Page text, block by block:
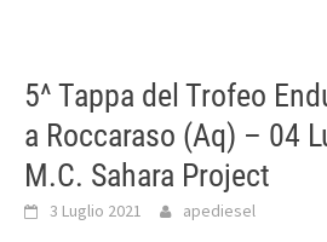
5^ Tappa del Trofeo
a Roccaraso (Aq) – 04
M.C. Sahara Project
3 Luglio 2021 apediesel